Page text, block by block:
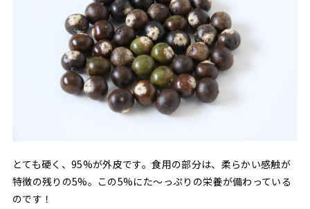
とても硬く、95%が外皮です。食用の部分は、柔らかい感触が
特徴の残りの5%。この5%にた〜っぷりの栄養が備わっている
のです！